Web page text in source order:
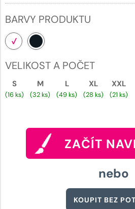
BARVY PRODUKTU
VELIKOST A POČET
S
(16 ks)
M
(32 ks)
L
(49 ks)
XL
(28 ks)
XXL
(21 ks)
ZAČÍT
nebo
KOUPIT BEZ